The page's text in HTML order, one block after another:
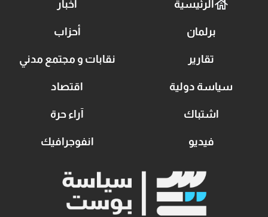
الرئيسية أخبار
برلمان أحزاب
تقارير نقابات و مجتمع مدني
سياسة دولية اقتصاد
اشتباك آراء حرة
فيديو انفوجرافيك